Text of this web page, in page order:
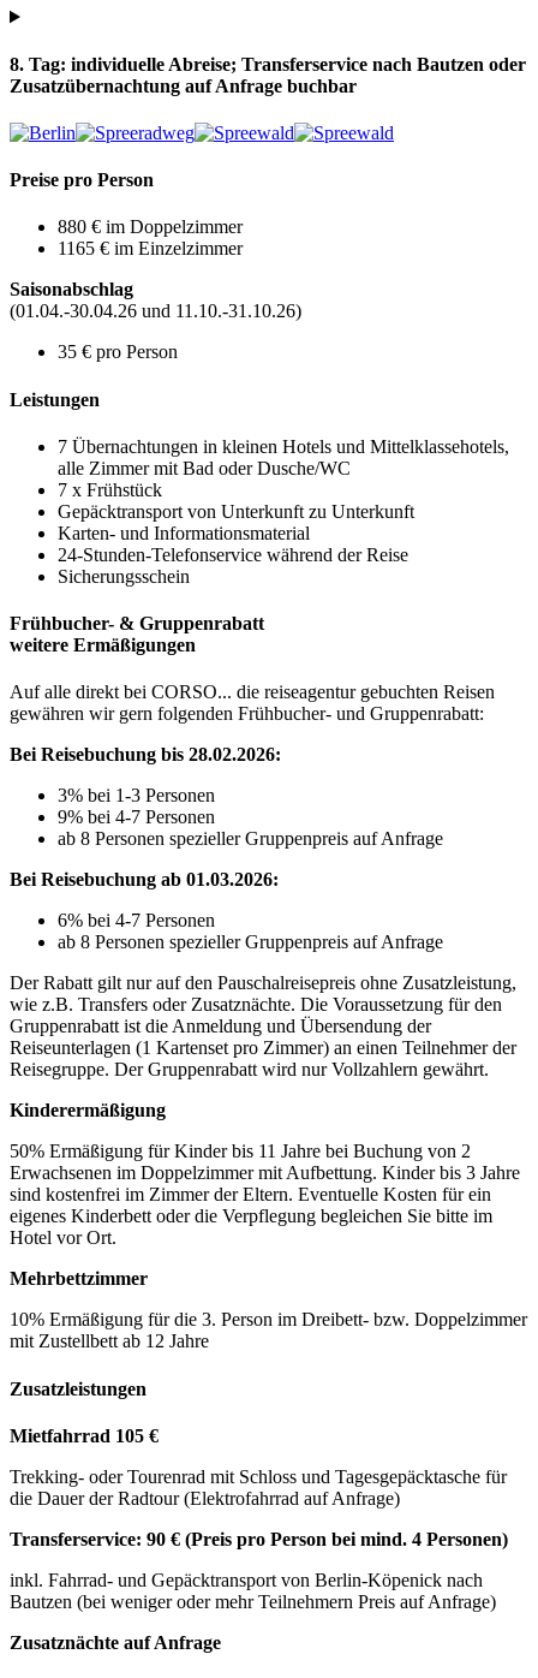
8. Tag: individuelle Abreise; Transferservice nach Bautzen oder
Zusatzübernachtung auf Anfrage buchbar
Preise pro Person
880 € im Doppelzimmer
1165 € im Einzelzimmer
Saisonabschlag
(01.04.-30.04.26 und 11.10.-31.10.26)
35 € pro Person
Leistungen
7 Übernachtungen in kleinen Hotels und Mittelklassehotels,
alle Zimmer mit Bad oder Dusche/WC
7 x Frühstück
Gepäcktransport von Unterkunft zu Unterkunft
Karten- und Informationsmaterial
24-Stunden-Telefonservice während der Reise
Sicherungsschein
Frühbucher- & Gruppenrabatt
weitere Ermäßigungen
Auf alle direkt bei CORSO... die reiseagentur gebuchten Reisen
gewähren wir gern folgenden Frühbucher- und Gruppenrabatt:
Bei Reisebuchung bis 28.02.2026:
3% bei 1-3 Personen
9% bei 4-7 Personen
ab 8 Personen spezieller Gruppenpreis auf Anfrage
Bei Reisebuchung ab 01.03.2026:
6% bei 4-7 Personen
ab 8 Personen spezieller Gruppenpreis auf Anfrage
Der Rabatt gilt nur auf den Pauschalreisepreis ohne Zusatzleistung,
wie z.B. Transfers oder Zusatznächte. Die Voraussetzung für den
Gruppenrabatt ist die Anmeldung und Übersendung der
Reiseunterlagen (1 Kartenset pro Zimmer) an einen Teilnehmer der
Reisegruppe. Der Gruppenrabatt wird nur Vollzahlern gewährt.
Kinderermäßigung
50% Ermäßigung für Kinder bis 11 Jahre bei Buchung von 2
Erwachsenen im Doppelzimmer mit Aufbettung. Kinder bis 3 Jahre
sind kostenfrei im Zimmer der Eltern. Eventuelle Kosten für ein
eigenes Kinderbett oder die Verpflegung begleichen Sie bitte im
Hotel vor Ort.
Mehrbettzimmer
10% Ermäßigung für die 3. Person im Dreibett- bzw. Doppelzimmer
mit Zustellbett ab 12 Jahre
Zusatzleistungen
Mietfahrrad 105 €
Trekking- oder Tourenrad mit Schloss und Tagesgepäcktasche für
die Dauer der Radtour (Elektrofahrrad auf Anfrage)
Transferservice: 90 € (Preis pro Person bei mind. 4 Personen)
inkl. Fahrrad- und Gepäcktransport von Berlin-Köpenick nach
Bautzen (bei weniger oder mehr Teilnehmern Preis auf Anfrage)
Zusatznächte auf Anfrage